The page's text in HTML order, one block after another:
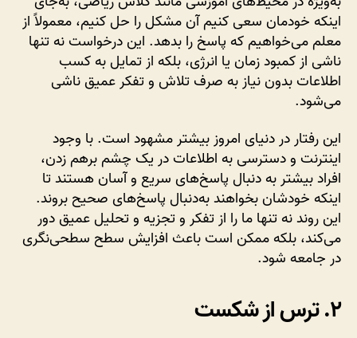
اینکه خودمان سعی کنیم آن مشکل را حل کنیم، معمولاً از
معلم می‌خواهیم که پاسخ را بدهد. این درخواست نه تنها
ناشی از کمبود زمان یا انرژی، بلکه از تمایل به کسب
اطلاعات بدون نیاز به صرف تلاش و تفکر عمیق ناشی
می‌شود.
این رفتار در دنیای امروز بیشتر مشهود است. با وجود
اینترنت و دسترسی به اطلاعات در یک چشم برهم زدن،
افراد بیشتر به دنبال پاسخ‌های سریع و آسان هستند تا
اینکه خودشان بخواهند به‌دنبال پاسخ‌های صحیح بروند.
این روند نه تنها ما را از تفکر و تجزیه و تحلیل عمیق دور
می‌کند، بلکه ممکن است باعث افزایش سطح سطحی‌نگری
در جامعه شود.
۲. ترس از شکست